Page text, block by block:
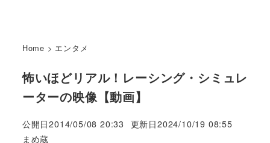
Home > エンタメ
怖いほどリアル！レーシング・シミュレ
ーターの映像【動画】
公開日2014/05/08 20:33 更新日2024/10/19 08:55
著
まめ蔵